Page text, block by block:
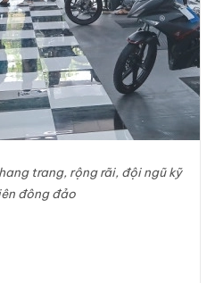
trang, rộng rãi, đội ngũ kỹ
đông đảo